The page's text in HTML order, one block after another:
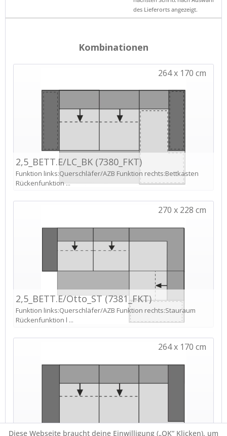
des Lieferorts angezeigt.
Diese Webseite braucht deine Einwilligung („OK” Klicken), um